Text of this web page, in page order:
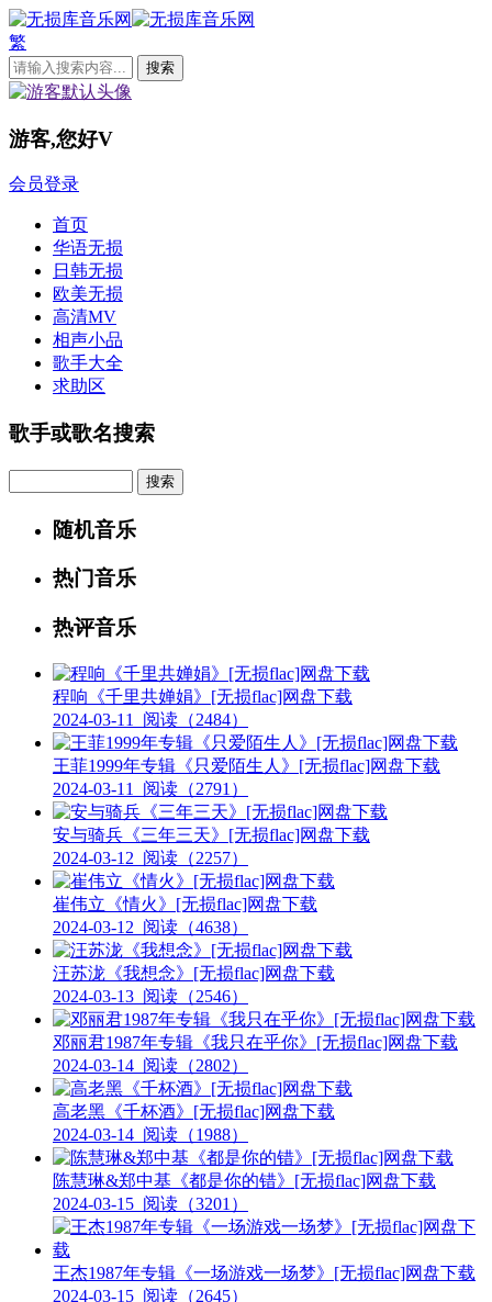
繁
游客,您好V
会员登录
首页
华语无损
日韩无损
欧美无损
高清MV
相声小品
歌手大全
求助区
歌手或歌名搜索
随机音乐
热门音乐
热评音乐
程响《千里共婵娟》[无损flac]网盘下载
2024-03-11
阅读（2484）
王菲1999年专辑《只爱陌生人》[无损flac]网盘下载
2024-03-11
阅读（2791）
安与骑兵《三年三天》[无损flac]网盘下载
2024-03-12 阅读（2257）
崔伟立《情火》[无损flac]网盘下载
2024-03-12 阅读（4638）
汪苏泷《我想念》[无损flac]网盘下载
2024-03-13 阅读（2546）
邓丽君1987年专辑《我只在乎你》[无损flac]网盘下载
2024-03-14 阅读（2802）
高老黑《千杯酒》[无损flac]网盘下载
2024-03-14 阅读（1988）
陈慧琳&郑中基《都是你的错》[无损flac]网盘下载
2024-03-15 阅读（3201）
王杰1987年专辑《一场游戏一场梦》[无损flac]网盘下载
2024-03-15 阅读（2645）